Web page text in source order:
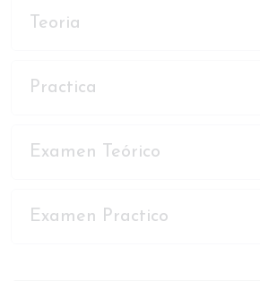
Teoria
Practica
Examen Teórico
Examen Practico